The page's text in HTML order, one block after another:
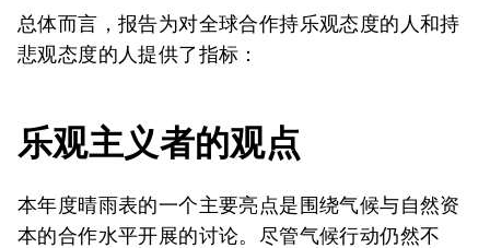
总体而言，报告为对全球合作持乐观态度的人和持
悲观态度的人提供了指标：
乐观主义者的观点
本年度晴雨表的一个主要亮点是围绕气候与自然资
本的合作水平开展的讨论。尽管气候行动仍然不